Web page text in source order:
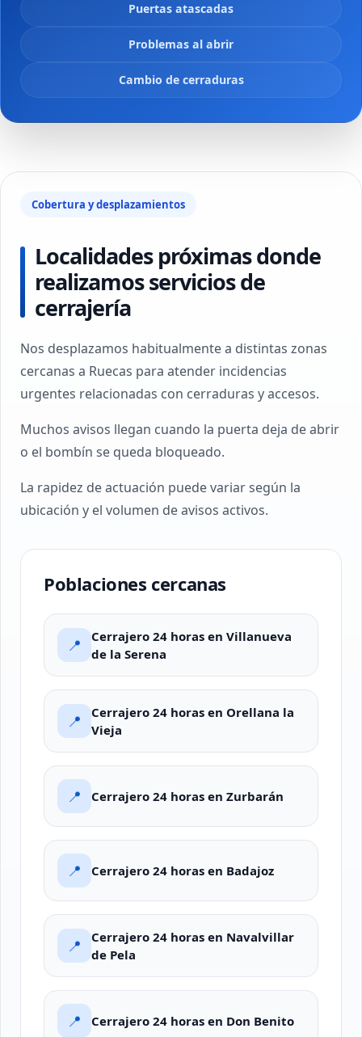
Puertas atascadas
Problemas al abrir
Cambio de cerraduras
Cobertura y desplazamientos
Localidades próximas donde
realizamos servicios de
cerrajería
Nos desplazamos habitualmente a distintas zonas
cercanas a Ruecas para atender incidencias
urgentes relacionadas con cerraduras y accesos.
Muchos avisos llegan cuando la puerta deja de abrir
o el bombín se queda bloqueado.
La rapidez de actuación puede variar según la
ubicación y el volumen de avisos activos.
Poblaciones cercanas
📍
Cerrajero 24 horas en Villanueva
de la Serena
📍
Cerrajero 24 horas en Orellana la
Vieja
📍 Cerrajero 24 horas en Zurbarán
📍 Cerrajero 24 horas en Badajoz
📍
Cerrajero 24 horas en Navalvillar
de Pela
📍 Cerrajero 24 horas en Don Benito